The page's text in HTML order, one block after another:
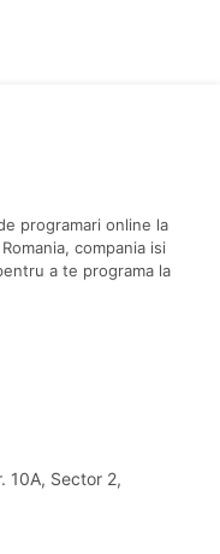
programari online la
compania isi
a te programa la
10A, Sector 2,